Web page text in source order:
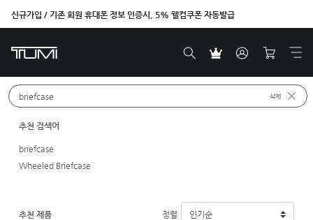
신규가입 / 기존 회원 휴대폰 정보 인증시, 5% 웰컴쿠폰 자동발급
삭제
원하시는 제품을 검색해보세요. 예:
추천 검색어
briefcase
Wheeled Briefcase